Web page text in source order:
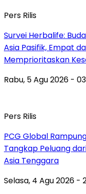
Pers Rilis
Survei Herbalife:
Asia Pasifik, Empat
Memprioritaskan
Rabu, 5 Agu 2026 -
Pers Rilis
PCG Global
Tangkap Peluang
Asia Tenggara
Selasa, 4 Agu 2026 -